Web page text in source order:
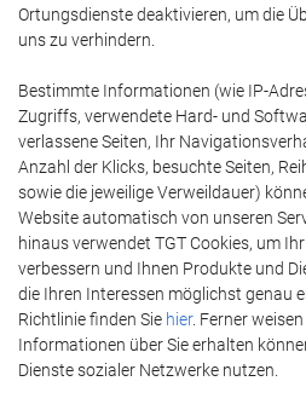
Ortungsdienste deaktivieren, um die
uns zu verhindern.
Bestimmte Informationen (wie IP-
Zugriffs, verwendete Hard- und
verlassene Seiten, Ihr
Anzahl der Klicks, besuchte Seiten,
sowie die jeweilige Verweildauer)
Website automatisch von unseren
hinaus verwendet TGT Cookies, um
verbessern und Ihnen Produkte und
die Ihren Interessen möglichst genau
Richtlinie finden Sie hier. Ferner
Informationen über Sie erhalten
Dienste sozialer Netzwerke nutzen.